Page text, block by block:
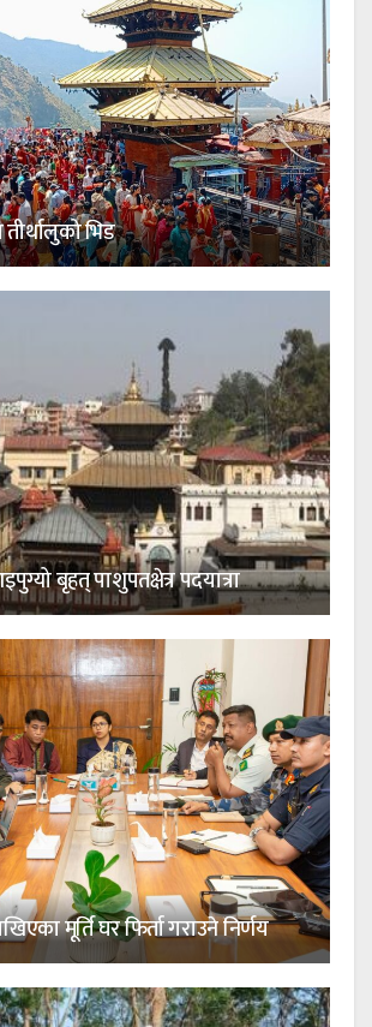
भिड
बृहत् पाशुपतक्षेत्र पदयात्रा
मूर्ति घर फिर्ता गराउने निर्णय